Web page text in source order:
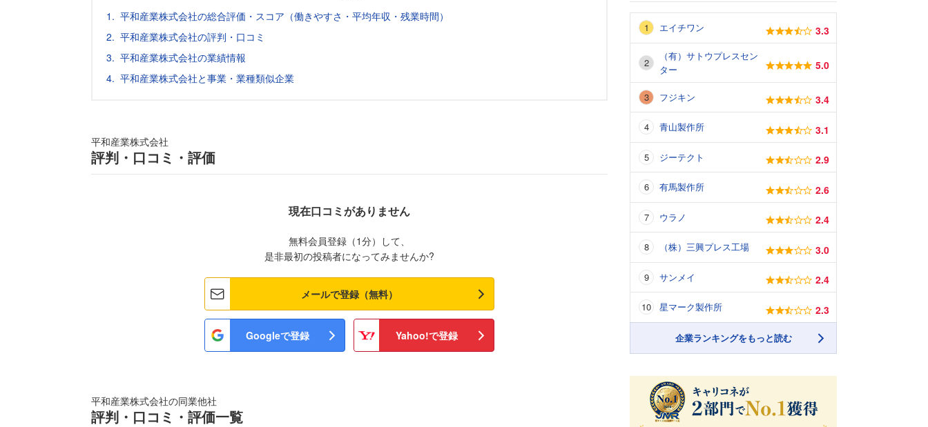
平和産業株式会社の総合評価・スコア（働きやすさ・平均年収・残業時間）
平和産業株式会社の評判・口コミ
平和産業株式会社の業績情報
平和産業株式会社と事業・業種類似企業
平和産業株式会社
評判・口コミ・評価
現在口コミがありません
無料会員登録（1分）して、
是非最初の投稿者になってみませんか?
メールで登録（無料）
Googleで登録 Yahoo!で登録
平和産業株式会社の同業他社
評判・口コミ・評価一覧
エイチワン 3.3
（有）サトウプレスセン
ター
5.0
フジキン 3.4
青山製作所 3.1
ジーテクト 2.9
有馬製作所 2.6
ウラノ 2.4
（株）三興プレス工場 3.0
サンメイ 2.4
星マーク製作所 2.3
企業ランキングをもっと読む